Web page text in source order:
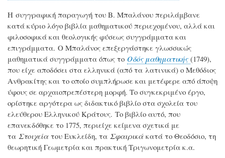
Η συγγραφική παραγωγή του Β. Μπαλάνου περιλάμβανε
κατά κύριο λόγο βιβλία μαθηματικού περιεχομένου, αλλά και
φιλοσοφικά και θεολογικής φύσεως συγγράμματα και
επιγράμματα. Ο Μπαλάνος επεξεργάστηκε γλωσσικώς
μαθηματικά συγγράμματα όπως το Οδός μαθηματικής (1749),
που είχε αποδόσει στα ελληνικά (από τα λατινικά) ο Μεθόδιος
Ανθρακίτης και το οποίο συμπλήρωσε και μετέφερε από άποψη
ύφους σε αρχαιοπρεπέστερη μορφή. Το συγκεκριμένο έργο,
ορίστηκε αργότερα ως διδακτικό βιβλίο στα σχολεία του
ελεύθερου Ελληνικού Κράτους. Το βιβλίο αυτό, που
επανεκδόθηκε το 1775, περιείχε κείμενα σχετικά με
τα Στοιχείατου Ευκλείδη, τα Σφαιρικάκατά το Θεοδόσιο, τη
θεωρητική Γεωμετρία και πρακτική Τριγωνομετρία κ.α.